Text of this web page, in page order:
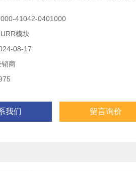
485等）。
41042-0401000
模块
08-17
销商
我们 留言询价